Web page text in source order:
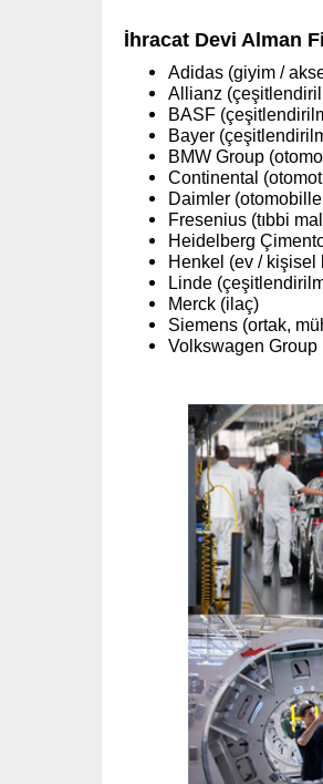
İhracat Devi Alman
Adidas (giyim /
Allianz
BASF
Bayer
BMW Group
Continental
Daimler
Fresenius (tıbbi
Heidelberg
Henkel (ev / kişisel
Linde
Merck (ilaç)
Siemens (ortak,
Volkswagen Group